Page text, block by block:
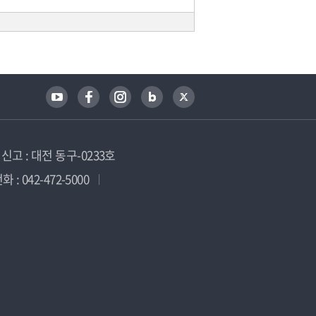
고 : 대전 동구-0233호
: 042-472-5000